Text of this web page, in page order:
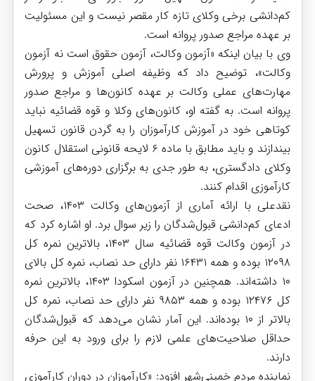
کم‌دانشی برخی وکلای تازه کار مقصر نیست و این مسئولیت
بر عهده مراجع صدور پروانه است.
وی با بیان اینکه «آزمون وکالت، آزمون حقوق است نه آزمون
وکالت»، توضیح داد که وظیفه اصلی آموزش و پرورش
مهارت‌های عملی وکالت بر عهده کانون‌ها و مراجع صدور
پروانه است. به گفته او، کانون‌های وکلا و قوه قضائیه نباید
کوتاهی خود در آموزش کارآموزان را به گردن قانون تسهیل
بیندازند و باید مطابق با ماده ۶ لایحه قانونی استقلال کانون
وکلای دادگستری، به طور جدی به برگزاری دوره‌های آموزشی
کارآموزی اقدام کنند.
نقدعلی با ارائه آماری از آزمون‌های وکالت ۱۴۰۳، صحت
ادعای کم‌دانشی قبول‌شدگان را زیر سوال برد. او اشاره کرد که
در آزمون وکالت قوه قضائیه سال ۱۴۰۳، بالاترین نمره کل
۱۲۰۹۸ بوده و همه ۱۶۴۳۱ نفر دارای حد نصاب، نمره کل بالای
۱۰ داشته‌اند. همچنین در آزمون اسکودا ۱۴۰۳، بالاترین نمره
کل ۱۲۴۷۶ بوده و همه ۹۸۵۳ نفر دارای حد نصاب، نمره کل
بالاتر از ۱۰ بوده‌اند. این آمار نشان می‌دهد که قبول‌شدگان
حداقل صلاحیت‌های علمی لازم را برای ورود به این حرفه
دارند.
نماینده مردم خمینی‌شهر افزود: «کارآموزان در دوران کارآموزی